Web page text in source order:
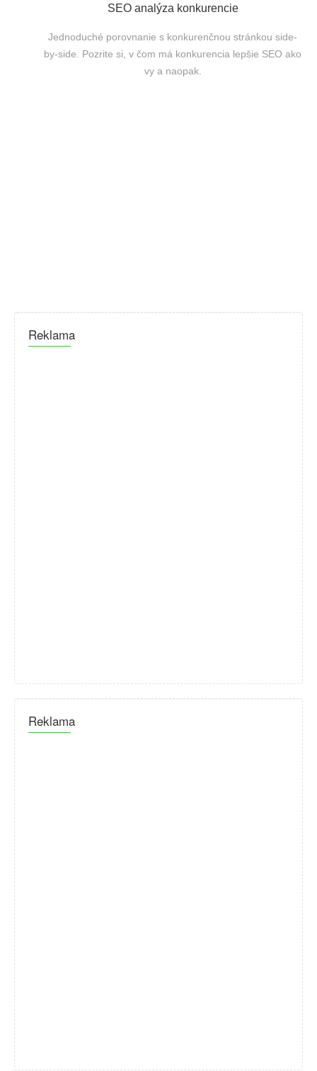
SEO analýza konkurencie
Jednoduché porovnanie s konkurenčnou stránkou side-
by-side. Pozrite si, v čom má konkurencia lepšie SEO ako
vy a naopak.
Reklama
Reklama